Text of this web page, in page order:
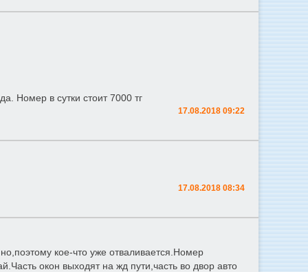
Номер в сутки стоит 7000 тг
17.08.2018 09:22
17.08.2018 08:34
кое-что уже отваливается.Номер
окон выходят на жд пути,часть во двор авто